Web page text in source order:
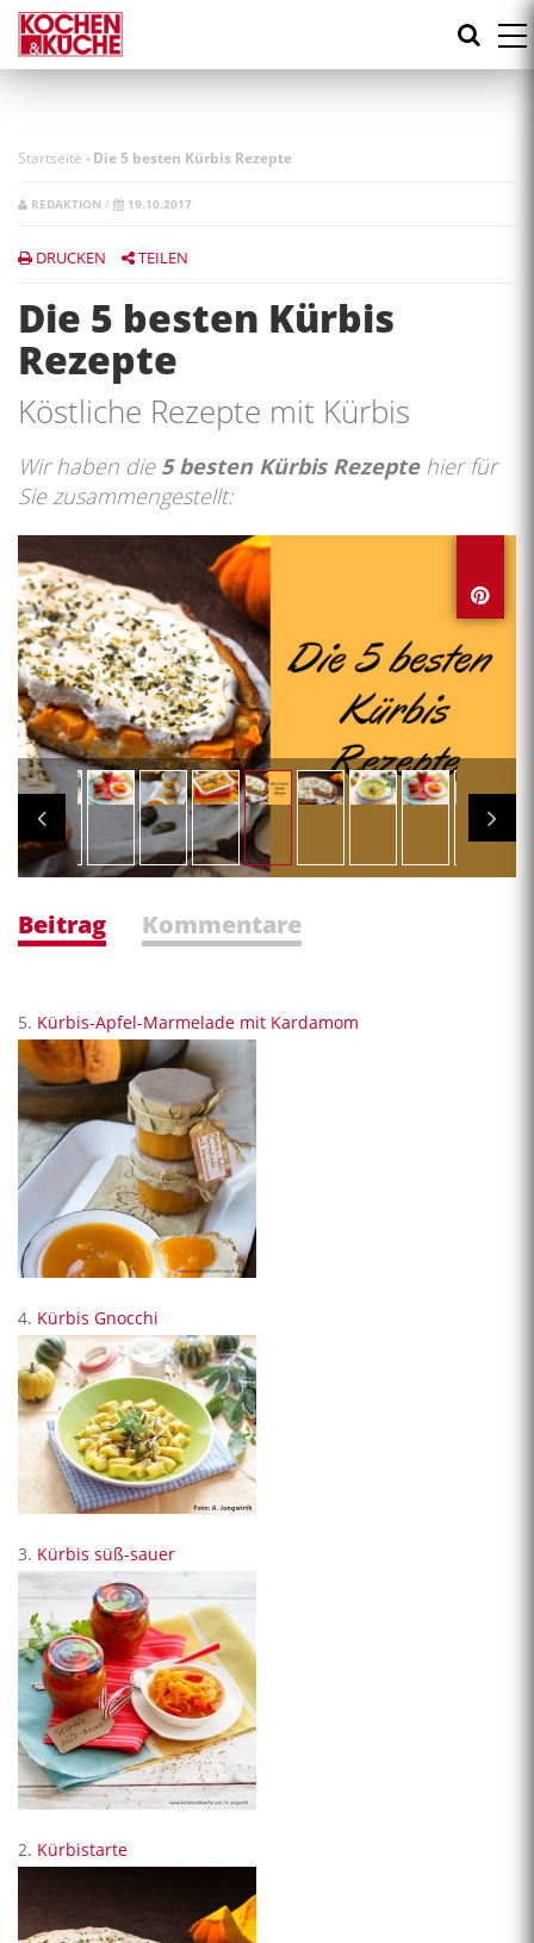
Direkt
zum
Inhalt
Startseite -Die 5 besten Kürbis Rezepte
REDAKTION / 19.10.2017
DRUCKEN TEILEN
Die 5 besten Kürbis
Rezepte
Köstliche Rezepte mit Kürbis
Wir haben die 5 besten Kürbis Rezeptehier für
Sie zusammengestellt:
Beitrag Kommentare
5. Kürbis-Apfel-Marmelade mit Kardamom
4. Kürbis Gnocchi
3. Kürbis süß-sauer
2. Kürbistarte